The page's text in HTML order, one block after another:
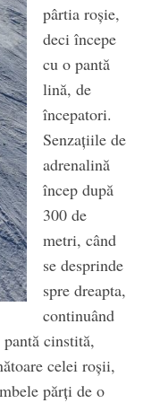
pârtia roșie,
deci începe
cu o pantă
lină, de
începatori.
Senzațiile de
adrenalină
încep după
300 de
metri, când
se desprinde
spre dreapta,
continuând
cinstită,
celei roșii,
părți de o